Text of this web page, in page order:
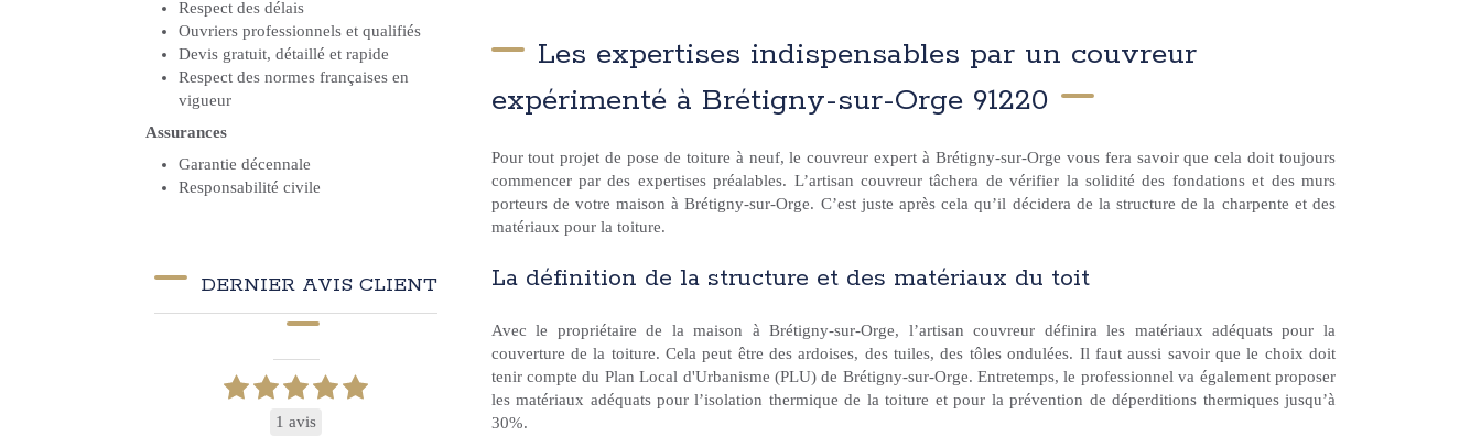
Les expertises indispensables par un couvreur
expérimenté à Brétigny-sur-Orge 91220
Pour tout projet de pose de toiture à neuf, le couvreur expert à Brétigny-sur-Orge vous fera savoir que cela doit toujours
commencer par des expertises préalables. L’artisan couvreur tâchera de vérifier la solidité des fondations et des murs
porteurs de votre maison à Brétigny-sur-Orge. C’est juste après cela qu’il décidera de la structure de la charpente et des
matériaux pour la toiture.
La définition de la structure et des matériaux du toit
Avec le propriétaire de la maison à Brétigny-sur-Orge, l’artisan couvreur définira les matériaux adéquats pour la
couverture de la toiture. Cela peut être des ardoises, des tuiles, des tôles ondulées. Il faut aussi savoir que le choix doit
tenir compte du Plan Local d'Urbanisme (PLU) de Brétigny-sur-Orge. Entretemps, le professionnel va également proposer
les matériaux adéquats pour l’isolation thermique de la toiture et pour la prévention de déperditions thermiques jusqu’à
30%.
Respect des délais
Ouvriers professionnels et qualifiés
Devis gratuit, détaillé et rapide
Respect des normes françaises en
vigueur
Assurances
Garantie décennale
Responsabilité civile
DERNIER AVIS CLIENT
1 avis